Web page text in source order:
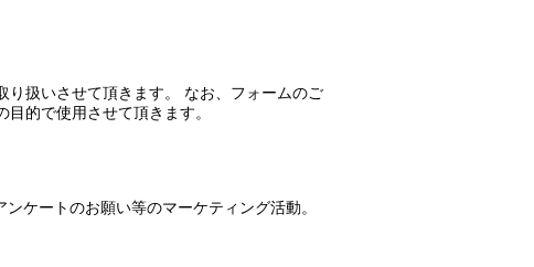
扱いさせて頂きます。 なお、フォームのご
的で使用させて頂きます。
ケートのお願い等のマーケティング活動。